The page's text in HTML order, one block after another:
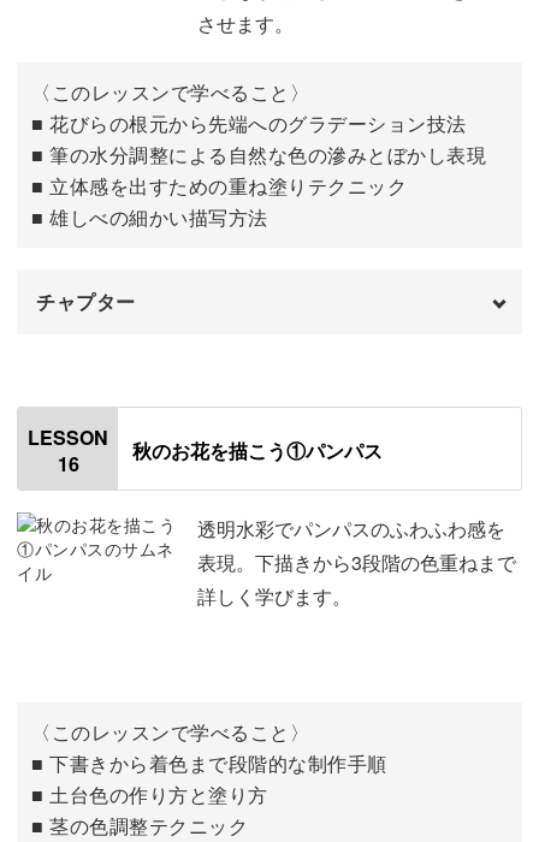
させます。
〈このレッスンで学べること〉
■ 花びらの根元から先端へのグラデーション技法
■ 筆の水分調整による自然な色の滲みとぼかし表現
■ 立体感を出すための重ね塗りテクニック
■ 雄しべの細かい描写方法
チャプター
カンパニュラの花びらを塗る
雄しべを描いて全体を仕上げる
LESSON
16
秋のお花を描こう①パンパス
透明水彩でパンパスのふわふわ感を
表現。下描きから3段階の色重ねまで
詳しく学びます。
〈このレッスンで学べること〉
■ 下書きから着色まで段階的な制作手順
■ 土台色の作り方と塗り方
■ 茎の色調整テクニック